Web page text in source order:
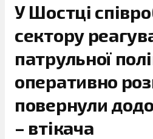
У Шостці
сектору
патрульної
оперативно
повернули
– втікача